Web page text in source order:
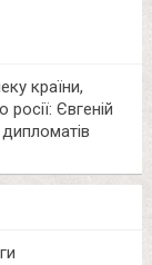
країни,
Євгеній